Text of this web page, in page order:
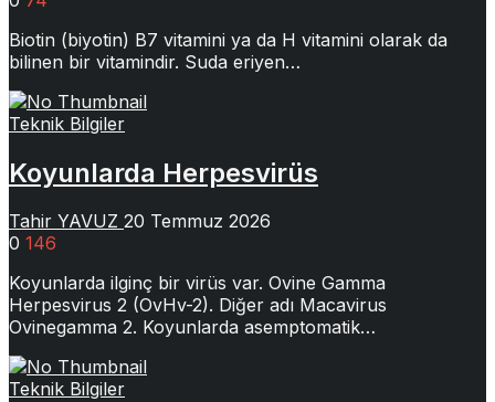
Biotin (biyotin) B7 vitamini ya da H vitamini olarak da
bilinen bir vitamindir. Suda eriyen…
Teknik Bilgiler
Koyunlarda Herpesvirüs
Tahir YAVUZ 20 Temmuz 2026
0 146
Koyunlarda ilginç bir virüs var. Ovine Gamma
Herpesvirus 2 (OvHv-2). Diğer adı Macavirus
Ovinegamma 2. Koyunlarda asemptomatik…
Teknik Bilgiler